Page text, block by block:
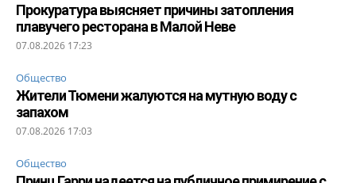
Прокуратура выясняет причины затопления
плавучего ресторана в Малой Неве
07.08.2026 17:23
Общество
Жители Тюмени жалуются на мутную воду с
запахом
07.08.2026 17:03
Общество